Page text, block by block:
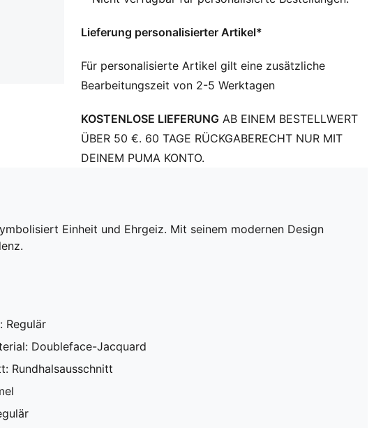
Hauptmaterial: Doubleface-Jacquard
Kurze Ärmel
Club und PUMA Branding-Details
PUMA Teenager: Empfohlen für ältere Kinder und
Lieferung personalisierter Artikel*
Für personalisierte Artikel gilt eine zusätzliche
Bearbeitungszeit von 2-5 Werktagen
KOSTENLOSE LIEFERUNG AB EINEM BESTELLWERT
ÜBER 50 €. 60 TAGE RÜCKGABERECHT NUR MIT
DEINEM PUMA KONTO.
Einheit und Ehrgeiz. Mit seinem modernen Design
Regulär
Doubleface-Jacquard
Rundhalsausschnitt